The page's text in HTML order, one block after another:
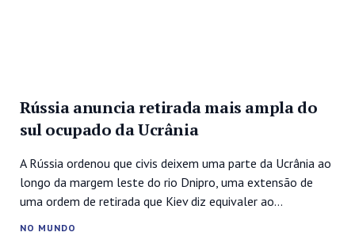
Rússia anuncia retirada mais ampla do
sul ocupado da Ucrânia
A Rússia ordenou que civis deixem uma parte da Ucrânia ao
longo da margem leste do rio Dnipro, uma extensão de
uma ordem de retirada que Kiev diz equivaler ao
NO MUNDO